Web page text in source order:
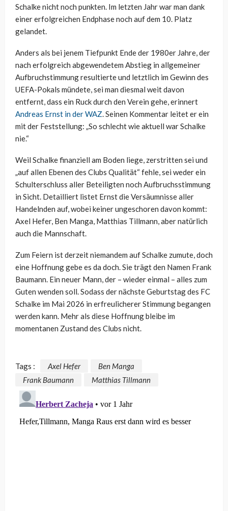
Schalke nicht noch punkten. Im letzten Jahr war man dank
einer erfolgreichen Endphase noch auf dem 10. Platz
gelandet.
Anders als bei jenem Tiefpunkt Ende der 1980er Jahre, der
nach erfolgreich abgewendetem Abstieg in allgemeiner
Aufbruchstimmung resultierte und letztlich im Gewinn des
UEFA-Pokals mündete, sei man diesmal weit davon
entfernt, dass ein Ruck durch den Verein gehe, erinnert
Andreas Ernst in der WAZ. Seinen Kommentar leitet er ein
mit der Feststellung: „So schlecht wie aktuell war Schalke
nie.“
Weil Schalke finanziell am Boden liege, zerstritten sei und
„auf allen Ebenen des Clubs Qualität“ fehle, sei weder ein
Schulterschluss aller Beteiligten noch Aufbruchsstimmung
in Sicht. Detailliert listet Ernst die Versäumnisse aller
Handelnden auf, wobei keiner ungeschoren davon kommt:
Axel Hefer, Ben Manga, Matthias Tillmann, aber natürlich
auch die Mannschaft.
Zum Feiern ist derzeit niemandem auf Schalke zumute, doch
eine Hoffnung gebe es da doch. Sie trägt den Namen Frank
Baumann. Ein neuer Mann, der – wieder einmal – alles zum
Guten wenden soll. Sodass der nächste Geburtstag des FC
Schalke im Mai 2026 in erfreulicherer Stimmung begangen
werden kann. Mehr als diese Hoffnung bleibe im
momentanen Zustand des Clubs nicht.
Tags : Axel Hefer
Ben Manga
Frank Baumann
Matthias Tillmann